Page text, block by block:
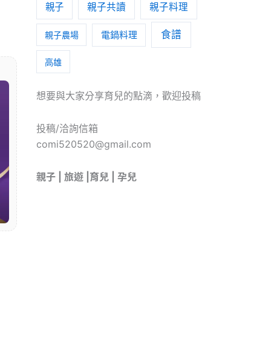
親子 親子共讀 親子料理
親子農場 電鍋料理 食譜
高雄
想要與大家分享育兒的點滴，歡迎投稿
投稿/洽詢信箱
comi520520@gmail.com
親子 | 旅遊 |育兒 | 孕兒